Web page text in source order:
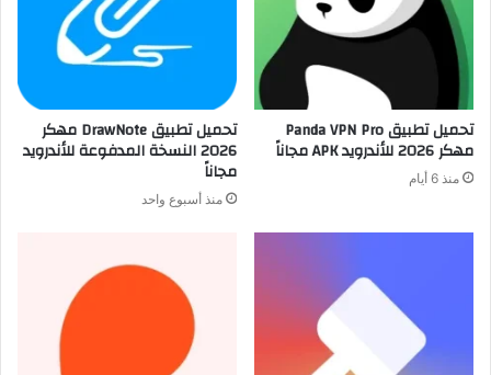
تحميل تطبيق Panda VPN Pro
مهكر 2026 للأندرويد APK مجاناً
منذ 6 أيام
تحميل تطبيق DrawNote مهكر
2026 النسخة المدفوعة للأندرويد
مجاناً
منذ أسبوع واحد